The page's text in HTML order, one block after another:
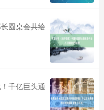
圆桌会共绘
千亿巨头通